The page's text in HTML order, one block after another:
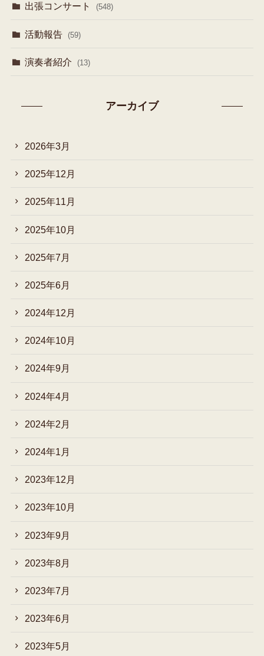
出張コンサート (548)
活動報告 (59)
演奏者紹介 (13)
アーカイブ
2026年3月
2025年12月
2025年11月
2025年10月
2025年7月
2025年6月
2024年12月
2024年10月
2024年9月
2024年4月
2024年2月
2024年1月
2023年12月
2023年10月
2023年9月
2023年8月
2023年7月
2023年6月
2023年5月